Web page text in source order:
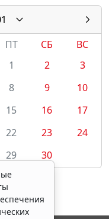
ПТ СБ
ВС
1
2
3
8 9
10
15 16
17
22 23
24
29 30